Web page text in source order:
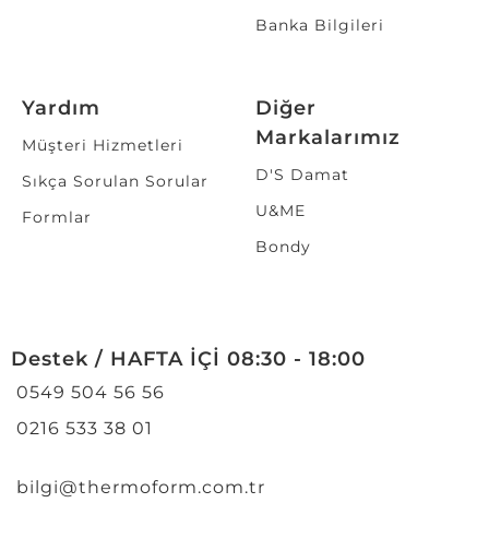
Banka Bilgileri
Yardım
Müşteri Hizmetleri
Sıkça Sorulan Sorular
Formlar
Diğer
Markalarımız
D'S Damat
U&ME
Bondy
Destek / HAFTA İÇİ 08:30 - 18:00
0549 504 56 56
0216 533 38 01
bilgi@thermoform.com.tr